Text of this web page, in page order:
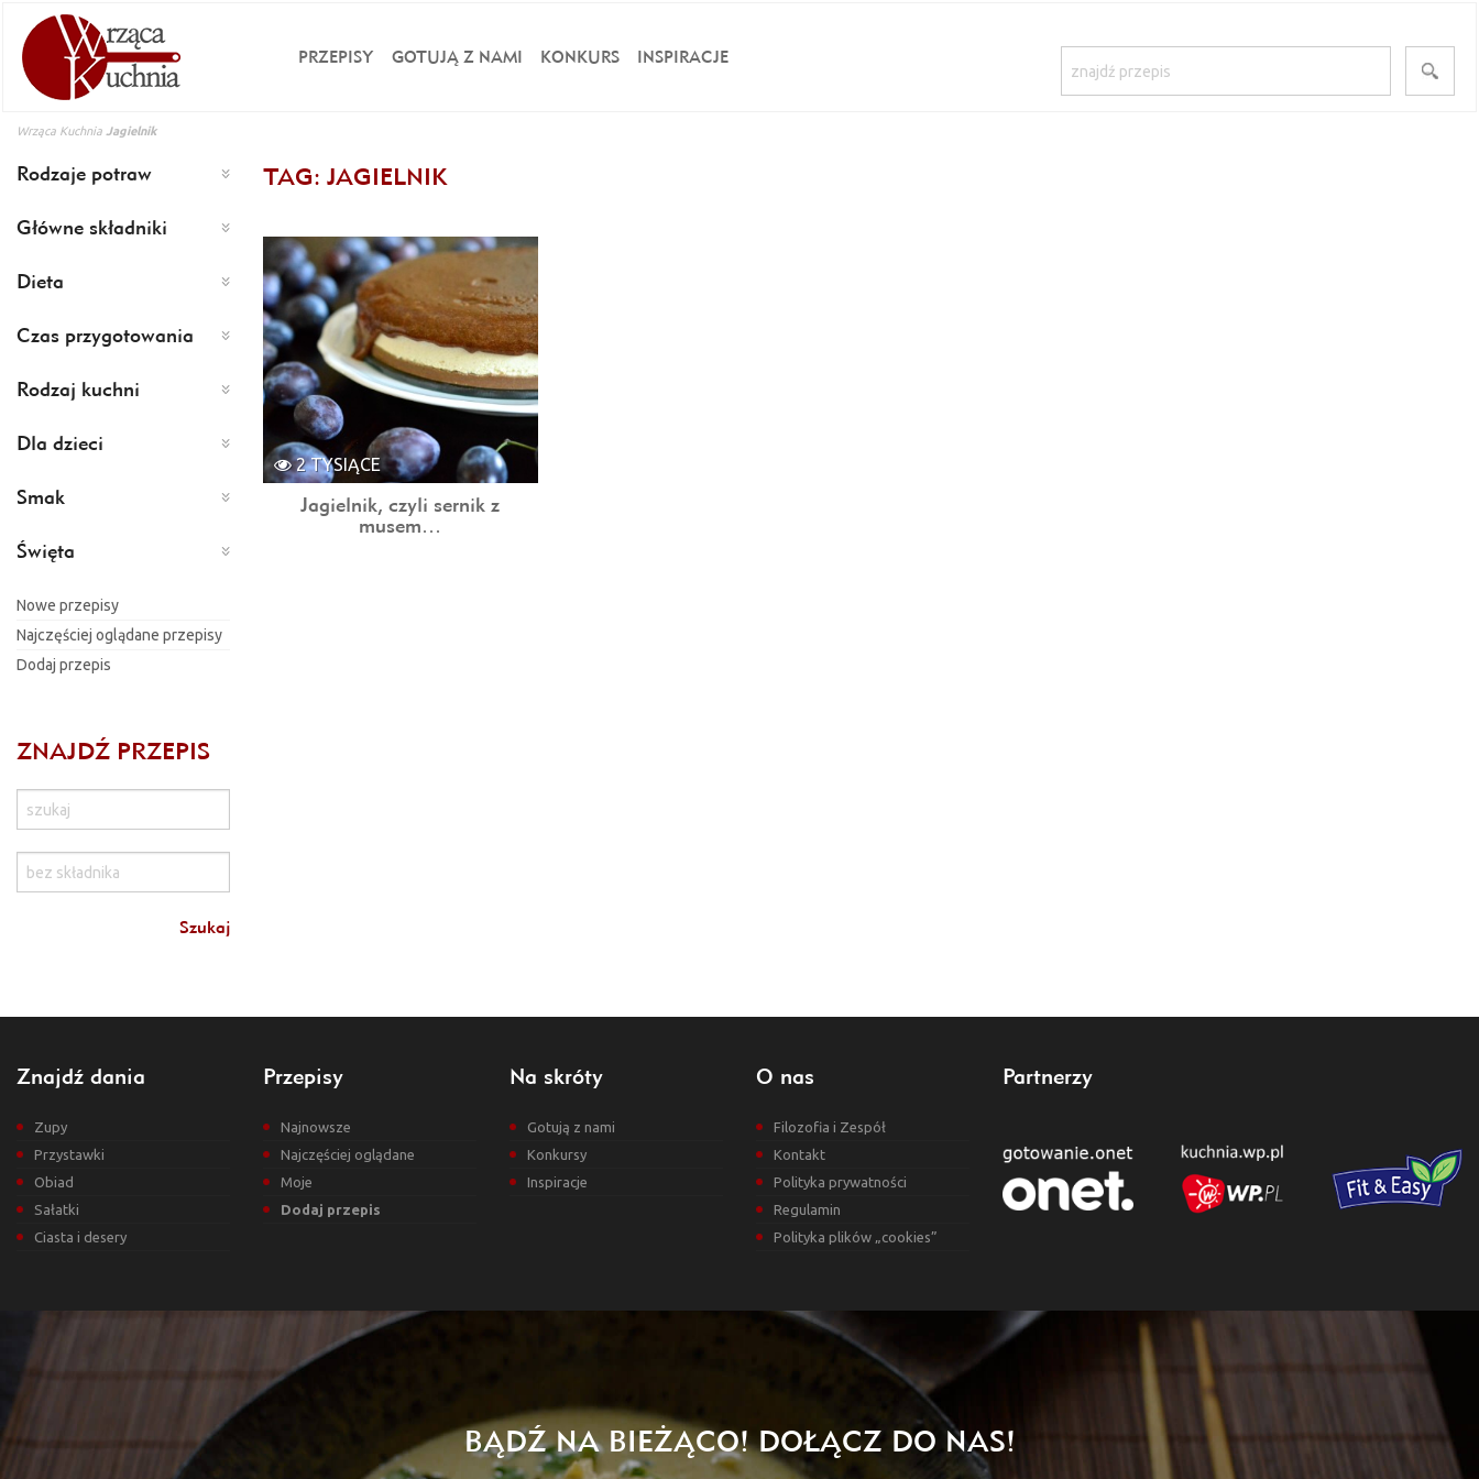
PRZEPISY GOTUJĄ Z NAMI KONKURS INSPIRACJE
Wrząca Kuchnia Jagielnik
Rodzaje potraw
Główne składniki
Dieta
Czas przygotowania
Rodzaj kuchni
Dla dzieci
Smak
Święta
Nowe przepisy
Najczęściej oglądane przepisy
Dodaj przepis
ZNAJDŹ PRZEPIS
TAG: JAGIELNIK
2 TYSIĄCE
Jagielnik, czyli sernik z
musem…
Znajdź dania
Zupy
Przystawki
Obiad
Sałatki
Ciasta i desery
Przepisy
Najnowsze
Najczęściej oglądane
Moje
Dodaj przepis
Na skróty
Gotują z nami
Konkursy
Inspiracje
O nas
Filozofia i Zespół
Kontakt
Polityka prywatności
Regulamin
Polityka plików „cookies”
Partnerzy
BĄDŹ NA BIEŻĄCO! DOŁĄCZ DO NAS!